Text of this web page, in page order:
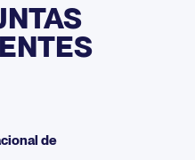
de